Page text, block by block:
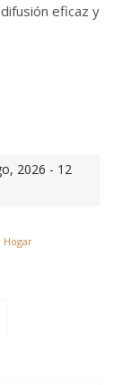
eficaz y
2026 - 12
Hogar